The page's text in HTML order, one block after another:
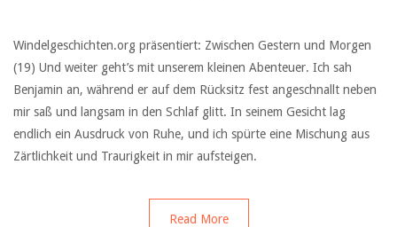
Windelgeschichten.org präsentiert: Zwischen Gestern und Morgen
(19) Und weiter geht’s mit unserem kleinen Abenteuer. Ich sah
Benjamin an, während er auf dem Rücksitz fest angeschnallt neben
mir saß und langsam in den Schlaf glitt. In seinem Gesicht lag
endlich ein Ausdruck von Ruhe, und ich spürte eine Mischung aus
Zärtlichkeit und Traurigkeit in mir aufsteigen.
Read More